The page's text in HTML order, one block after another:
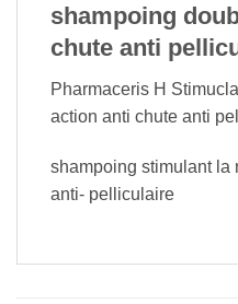
shampoing
chute anti
Pharmaceris H
action anti chute anti
shampoing stimulant la
anti- pelliculaire